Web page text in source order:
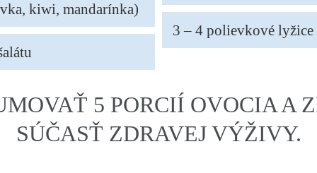
kiwi, mandarínka)
3 – 4 polievkové lyžice
5 PORCIÍ OVOCIA A
SÚČASŤ ZDRAVEJ VÝŽIVY.